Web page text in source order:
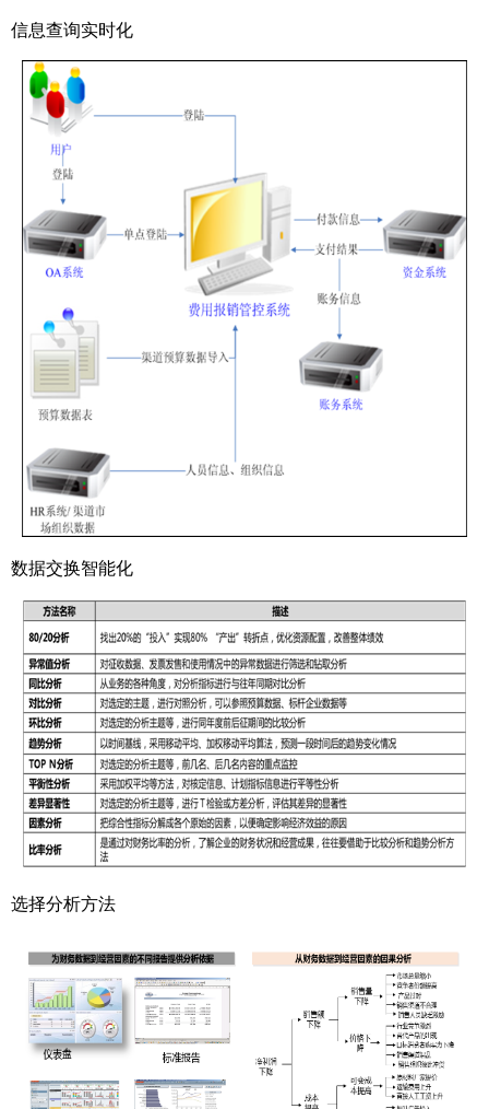
信息查询实时化
数据交换智能化
选择分析方法